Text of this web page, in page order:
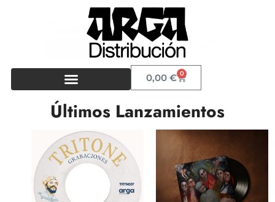
0,00€ 0
Últimos Lanzamientos